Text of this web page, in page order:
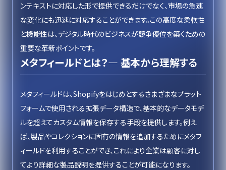
ンテキストに対応した形で提供できるだけでなく、市場の急速
な変化にも迅速に対応することができます。この高度な柔軟性
と機能性は、デジタル時代のビジネスが競争優位を築くための
重要な革新ポイントです。
メタフィールドとは？— 基本から理解する
メタフィールドは、Shopifyをはじめとするさまざまなプラット
フォームで使用される拡張データ構造で、基本的なデータモデ
ルを超えてカスタム情報を保存する手段を提供します。例え
ば、製品やコレクションに固有の情報を追加するためにメタフ
ィールドを利用することができ、これにより企業は顧客に対し
てより詳細な製品説明を提供することが可能になります。